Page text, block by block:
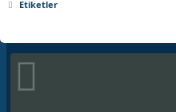
Etiketler